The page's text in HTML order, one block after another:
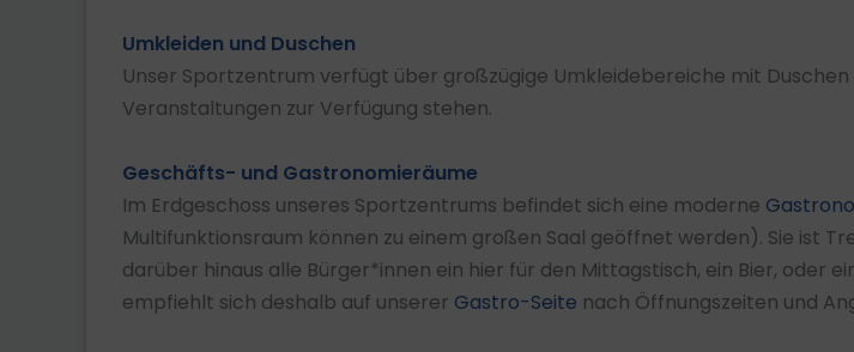
Umkleiden und Duschen
Unser Sportzentrum verfügt über großzügige Umkleidebereiche mit
Veranstaltungen zur Verfügung stehen.
Geschäfts- und Gastronomieräume
Im Erdgeschoss unseres Sportzentrums befindet sich eine moderne
Multifunktionsraum können zu einem großen Saal geöffnet werden). Sie ist
darüber hinaus alle Bürger*innen ein hier für den Mittagstisch, ein Bier, oder
empfiehlt sich deshalb auf unserer Gastro-Seite nach Öffnungszeiten und